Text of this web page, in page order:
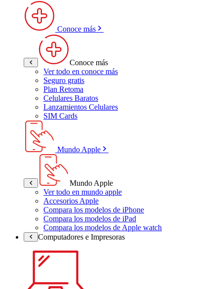
Conoce más
Conoce más
Ver todo en conoce más
Seguro gratis
Plan Retoma
Celulares Baratos
Lanzamientos Celulares
SIM Cards
Mundo Apple
Mundo Apple
Ver todo en mundo apple
Accesorios Apple
Compara los modelos de iPhone
Compara los modelos de iPad
Compara los modelos de Apple watch
Computadores e Impresoras